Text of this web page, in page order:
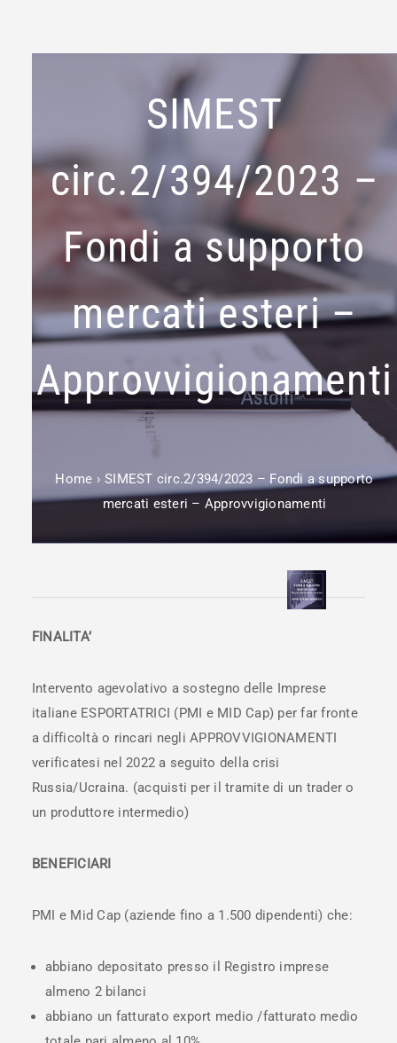
SIMEST
circ.2/394/2023 –
Fondi a supporto
mercati esteri –
Approvvigionamenti
Home › SIMEST circ.2/394/2023 – Fondi a supporto
mercati esteri – Approvvigionamenti
FINALITA’
Intervento agevolativo a sostegno delle Imprese
italiane ESPORTATRICI (PMI e MID Cap) per far fronte
a difficoltà o rincari negli APPROVVIGIONAMENTI
verificatesi nel 2022 a seguito della crisi
Russia/Ucraina. (acquisti per il tramite di un trader o
un produttore intermedio)
BENEFICIARI
PMI e Mid Cap (aziende fino a 1.500 dipendenti) che:
abbiano depositato presso il Registro imprese
almeno 2 bilanci
abbiano un fatturato export medio /fatturato medio